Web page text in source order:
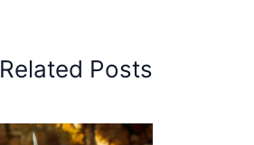
Related Posts